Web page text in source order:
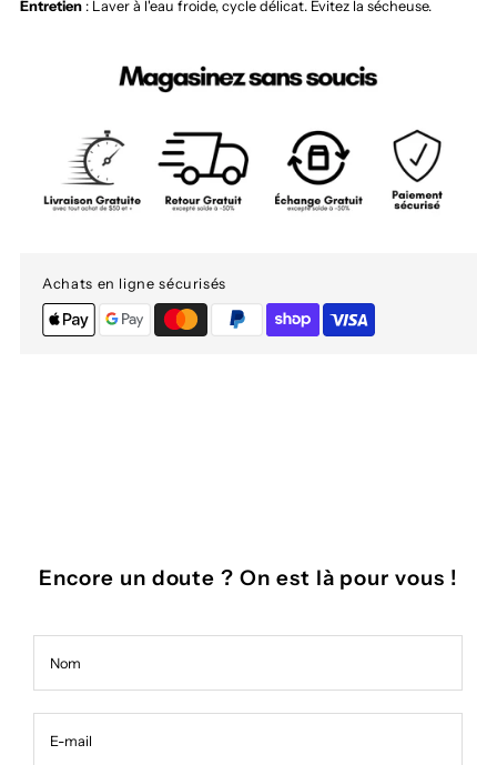
Entretien : Laver à l'eau froide, cycle délicat. Évitez la sécheuse.
Achats en ligne sécurisés
Encore un doute ? On est là pour vous !
Nom
E-mail